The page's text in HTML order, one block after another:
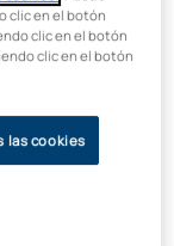
práctica
en
tener un
emocional y
clic en el botón
clic en el botón
clic en el botón
las cookies